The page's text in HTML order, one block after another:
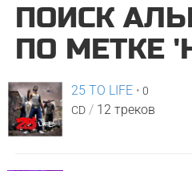
ПОИСК
ПО МЕТКЕ
25 TO LIFE • 0
CD / 12 треков